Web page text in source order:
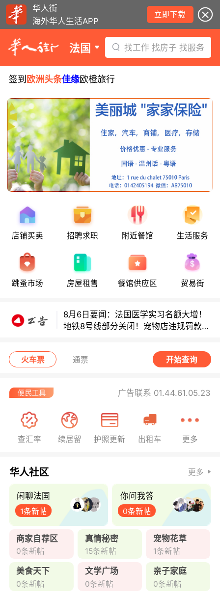
华人街
海外华人生活APP
立即下载
法国 找工作 找房子 找服务
签到 欧洲头条佳缘欧橙旅行
店铺买卖 招聘求职 附近餐馆 生活服务
跳蚤市场 房屋租售 餐馆供应区 贸易街
地铁8号线部分关闭！宠物店违规罚款出
巴黎地铁音乐家海选启动！
8月6日要闻：法国医学实习名额大增！
地铁8号线部分关闭！宠物店违规罚款出
巴黎地铁音乐家海选启动！
火车票 通票 开始查询
广告联系 01.44.61.05.23
查汇率 续居留 护照更新 出租车 更多
华人社区 更多
闲聊法国
1条新帖
你问我答
0条新帖
商家自荐区
0条新帖
真情秘密
15条新帖
宠物花草
1条新帖
美食天下
0条新帖
文学广场
0条新帖
亲子家庭
0条新帖